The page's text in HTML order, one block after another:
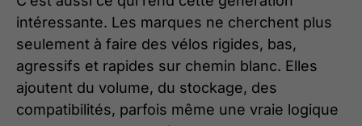
intéressante. Les marques ne cherchent plus
seulement à faire des vélos rigides, bas,
agressifs et rapides sur chemin blanc. Elles
ajoutent du volume, du stockage, des
compatibilités, parfois même une vraie logique